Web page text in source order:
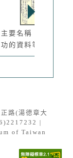
主要名稱：有關鄭成
功的資料等
路(湯德章大
|
of Taiwan